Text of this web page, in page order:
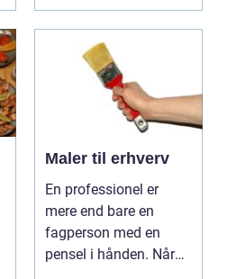
Maler til erhverv
En professionel er
mere end bare en
fagperson med en
pensel i hånden. Når